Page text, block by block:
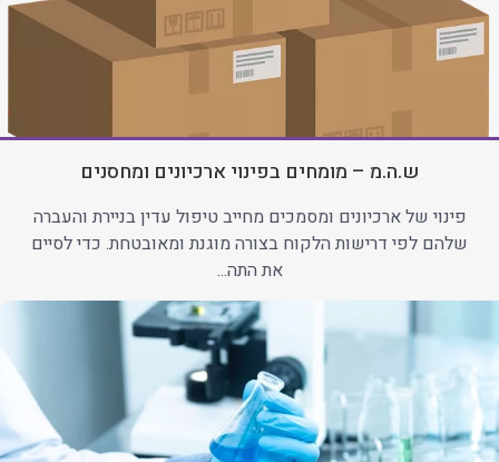
ש.ה.מ – מומחים בפינוי ארכיונים ומחסנים
פינוי של ארכיונים ומסמכים מחייב טיפול עדין בניירת והעברה
שלהם לפי דרישות הלקוח בצורה מוגנת ומאובטחת. כדי לסיים
את התה...